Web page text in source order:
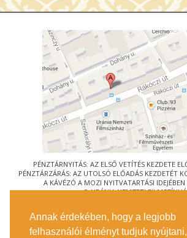
Annak érdekében, hogy a legjobb
felhasználói élményt tudjuk
PÉNZTÁRNYITÁS: AZ ELSŐ VETÍTÉS KEZDETE
PÉNZTÁRZÁRÁS: AZ UTOLSÓ ELŐADÁS KEZDETÉT
A KÁVÉZÓ A MOZI NYITVATARTÁSI
© URÁNIA NEMZETI
1088 BUDAPEST, RÁKÓCZI ÚT 21.